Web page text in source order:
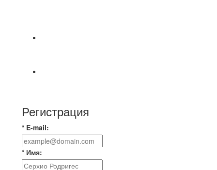
Регистрация
* E-mail:
* Имя: